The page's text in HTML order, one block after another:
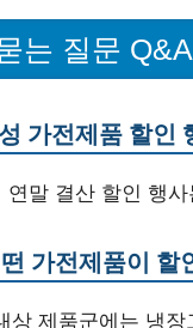
는 질문 Q&A
가전제품 할인
연말 결산 할인 행
가전제품이 할
상 제품군에는 냉